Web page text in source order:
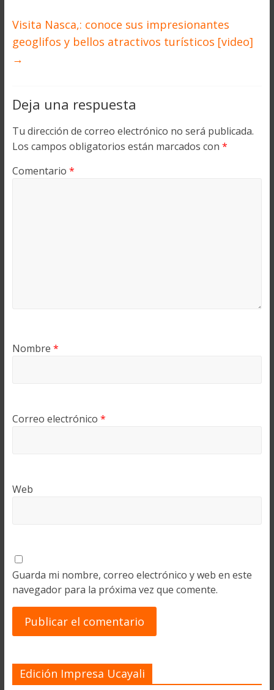
Visita Nasca,: conoce sus impresionantes
geoglifos y bellos atractivos turísticos [video]
→
Deja una respuesta
Tu dirección de correo electrónico no será publicada.
Los campos obligatorios están marcados con *
Comentario *
Nombre *
Correo electrónico *
Web
Guarda mi nombre, correo electrónico y web en este
navegador para la próxima vez que comente.
Edición Impresa Ucayali